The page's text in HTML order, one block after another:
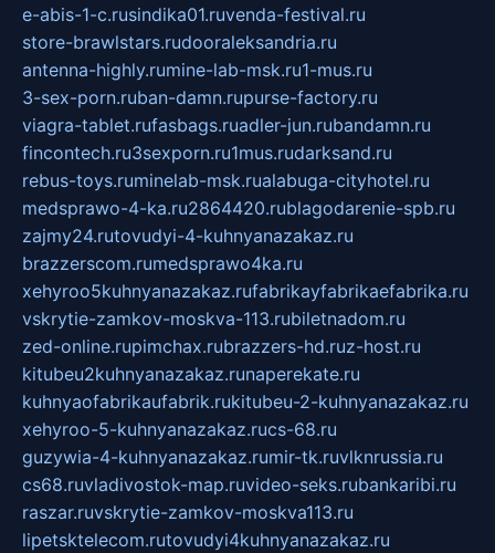
e-abis-1-c.rusindika01.ruvenda-festival.ru
store-brawlstars.rudooraleksandria.ru
antenna-highly.rumine-lab-msk.ru1-mus.ru
3-sex-porn.ruban-damn.rupurse-factory.ru
viagra-tablet.rufasbags.ruadler-jun.rubandamn.ru
fincontech.ru3sexporn.ru1mus.rudarksand.ru
rebus-toys.ruminelab-msk.rualabuga-cityhotel.ru
medsprawo-4-ka.ru2864420.rublagodarenie-spb.ru
zajmy24.rutovudyi-4-kuhnyanazakaz.ru
brazzerscom.rumedsprawo4ka.ru
xehyroo5kuhnyanazakaz.rufabrikayfabrikaefabrika.ru
vskrytie-zamkov-moskva-113.rubiletnadom.ru
zed-online.rupimchax.rubrazzers-hd.ruz-host.ru
kitubeu2kuhnyanazakaz.runaperekate.ru
kuhnyaofabrikaufabrik.rukitubeu-2-kuhnyanazakaz.ru
xehyroo-5-kuhnyanazakaz.rucs-68.ru
guzywia-4-kuhnyanazakaz.rumir-tk.ruvlknrussia.ru
cs68.ruvladivostok-map.ruvideo-seks.rubankaribi.ru
raszar.ruvskrytie-zamkov-moskva113.ru
lipetsktelecom.rutovudyi4kuhnyanazakaz.ru